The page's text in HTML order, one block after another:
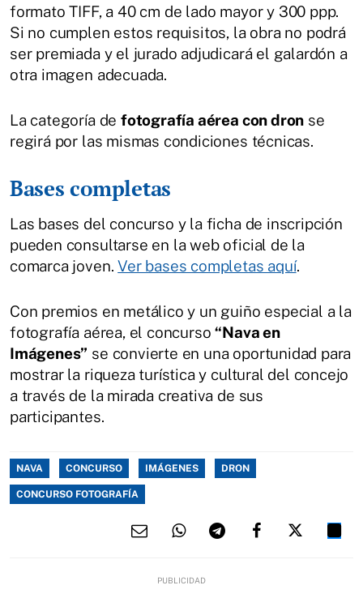
formato TIFF, a 40 cm de lado mayor y 300 ppp.
Si no cumplen estos requisitos, la obra no podrá
ser premiada y el jurado adjudicará el galardón a
otra imagen adecuada.
La categoría de fotografía aérea con dron se
regirá por las mismas condiciones técnicas.
Bases completas
Las bases del concurso y la ficha de inscripción
pueden consultarse en la web oficial de la
comarca joven.Ver bases completas aquí.
Con premios en metálico y un guiño especial a la
fotografía aérea, el concurso“Nava en
Imágenes” se convierte en una oportunidad para
mostrar la riqueza turística y cultural del concejo
a través de la mirada creativa de sus
participantes.
NAVA CONCURSO IMÁGENES DRON
CONCURSO FOTOGRAFÍA